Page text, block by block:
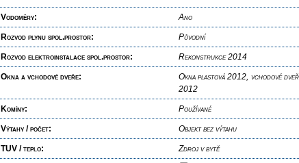
Vodoměry: Ano
Rozvod plynu spol.prostor: Původní
Rozvod elektroinstalace spol.prostor: Rekonstrukce 2014
Okna a vchodové dveře:
Okna plastová 2012, vchodové
2012
Komíny: Používané
Výtahy / počet: Objekt bez výtahu
TUV / teplo: Zdroj v bytě